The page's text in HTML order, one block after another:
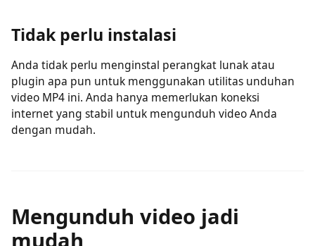
dapat diputar. Ini membantu Anda memastikan bahwa
file tersebut memang yang ingin diunduh.
Tidak perlu instalasi
Anda tidak perlu menginstal perangkat lunak atau
dengan mudah.